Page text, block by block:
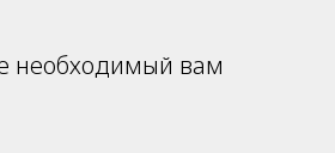
необходимый вам